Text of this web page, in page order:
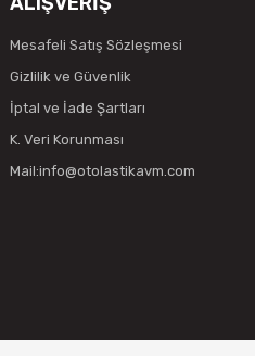
Mesafeli Satış Sözleşmesi
Gizlilik ve Güvenlik
İptal ve İade Şartları
K. Veri Korunması
Mail:info@otolastikavm.com